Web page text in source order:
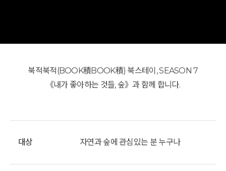
북적북적(BOOK積BOOK積) 북스테이, SEASON 7
《내가 좋아하는 것들, 숲》과 함께 합니다.
대상 자연과 숲에 관심있는 분 누구나